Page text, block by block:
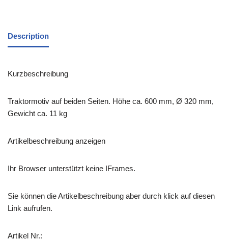
Description
Kurzbeschreibung
Traktormotiv auf beiden Seiten. Höhe ca. 600 mm, Ø 320 mm,
Gewicht ca. 11 kg
Artikelbeschreibung anzeigen
Ihr Browser unterstützt keine IFrames.
Sie können die Artikelbeschreibung aber durch klick auf diesen
Link aufrufen.
Artikel Nr.: